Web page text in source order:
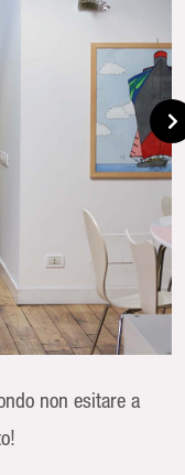
non esitare a